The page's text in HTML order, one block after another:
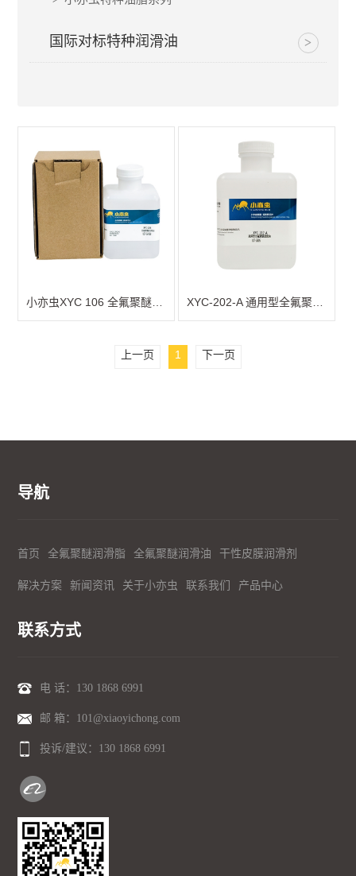
国际对标特种润滑油
上一页 1 下一页
导航
首页 全氟聚醚润滑脂 全氟聚醚润滑油 干性皮膜润滑剂
解决方案 新闻资讯 关于小亦虫 联系我们 产品中心
联系方式
电 话： 130 1868 6991
邮 箱：101@xiaoyichong.com
投诉/建议： 130 1868 6991